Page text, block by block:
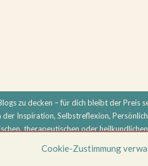
Cookie-Zustimmung
zu decken – für dich bleibt der Preis
Inspiration, Selbstreflexion,
therapeutischen oder
Bei körperlichen oder psychischen
eigenverantwortlich.